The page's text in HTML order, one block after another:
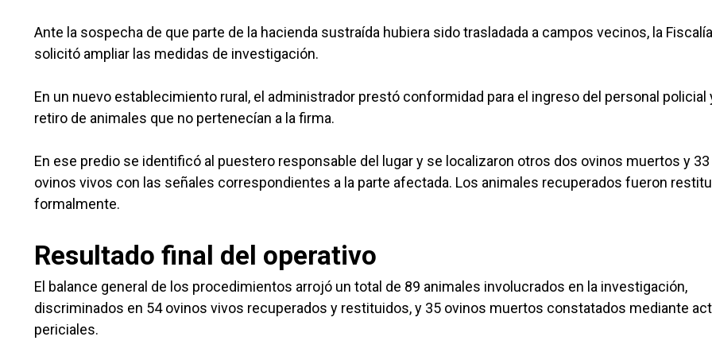
Ante la sospecha de que parte de la hacienda sustraída hubiera sido trasladada a campos vecinos, la Fiscalía
solicitó ampliar las medidas de investigación.
En un nuevo establecimiento rural, el administrador prestó conformidad para el ingreso del personal policial
retiro de animales que no pertenecían a la firma.
En ese predio se identificó al puestero responsable del lugar y se localizaron otros dos ovinos muertos y 33
ovinos vivos con las señales correspondientes a la parte afectada. Los animales recuperados fueron
formalmente.
Resultado final del operativo
El balance general de los procedimientos arrojó un total de 89 animales involucrados en la investigación,
discriminados en 54 ovinos vivos recuperados y restituidos, y 35 ovinos muertos constatados mediante
periciales.